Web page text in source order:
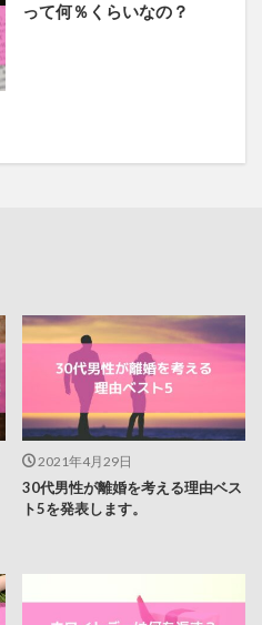
って何％くらいなの？
2021年4月29日
30代男性が離婚を考える理由ベス
ト5を発表します。